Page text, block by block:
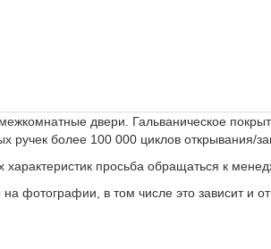
двери. Гальваническое
ручек более 100 000 циклов открывания/
просьба обращаться к
фотографии, в том числе это зависит и от